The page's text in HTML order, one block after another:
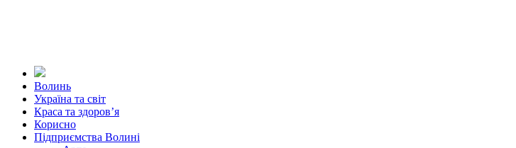
Волинь
Україна та світ
Краса та здоров’я
Корисно
Підприємства Волині